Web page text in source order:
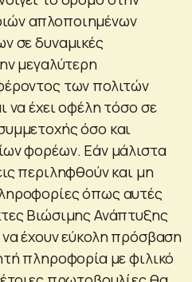
απλοποιημένων
σε δυναμικές
μεγαλύτερη
των πολιτών
να έχει οφέλη τόσο σε
όσο και
φορέων. Εάν μάλιστα
περιληφθούν και μη
όπως αυτές
Βιώσιμης Ανάπτυξης
έχουν εύκολη πρόσβαση
πληροφορία με φιλικό